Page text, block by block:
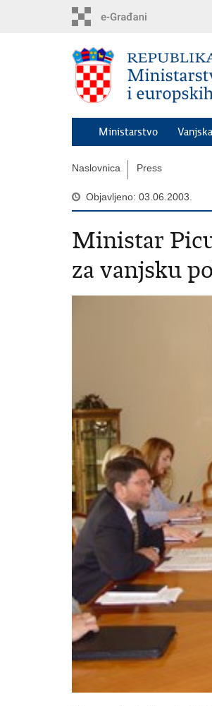
Ministarstvo
Naslovnica Press
Objavljeno: 03.06.2003.
Ministar
za vanjsku